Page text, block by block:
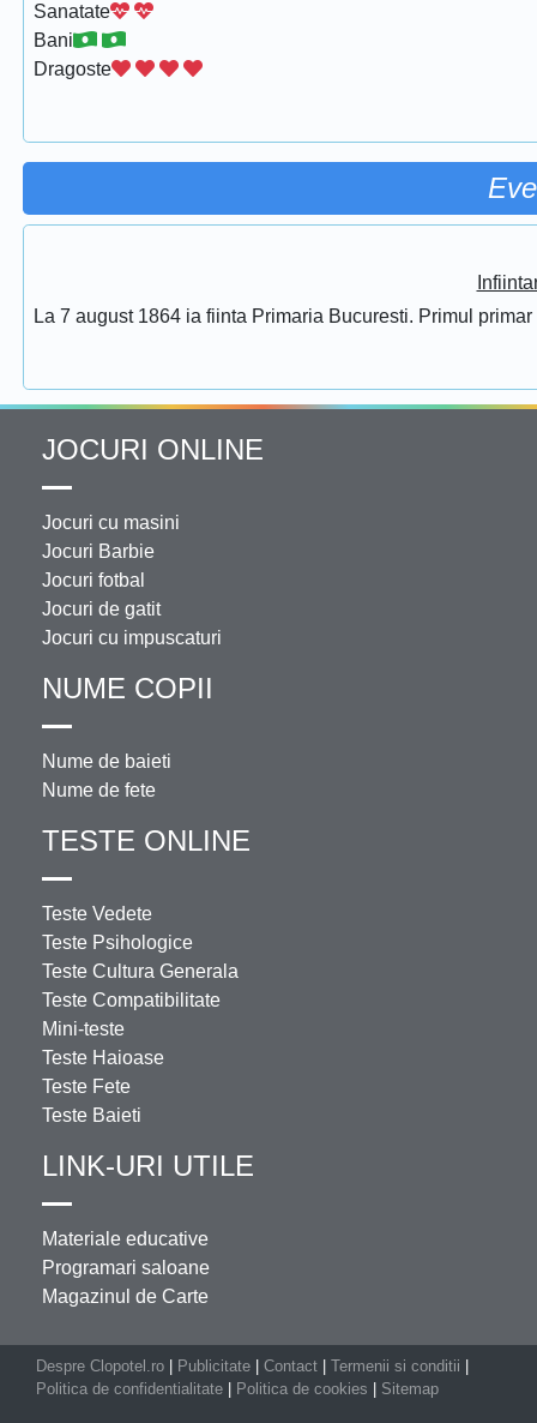
Sanatate
Bani
Dragoste
La 7 august 1864 ia fiinta Primaria Bucuresti. Primul
JOCURI ONLINE
Jocuri cu masini
Jocuri Barbie
Jocuri fotbal
Jocuri de gatit
Jocuri cu impuscaturi
NUME COPII
Nume de baieti
Nume de fete
TESTE ONLINE
Teste Vedete
Teste Psihologice
Teste Cultura Generala
Teste Compatibilitate
Mini-teste
Teste Haioase
Teste Fete
Teste Baieti
LINK-URI UTILE
Materiale educative
Programari saloane
Magazinul de Carte
Despre Clopotel.ro Publicitate Contact Termenii si conditii
Politica de confidentialitate
Politica de cookies Sitemap